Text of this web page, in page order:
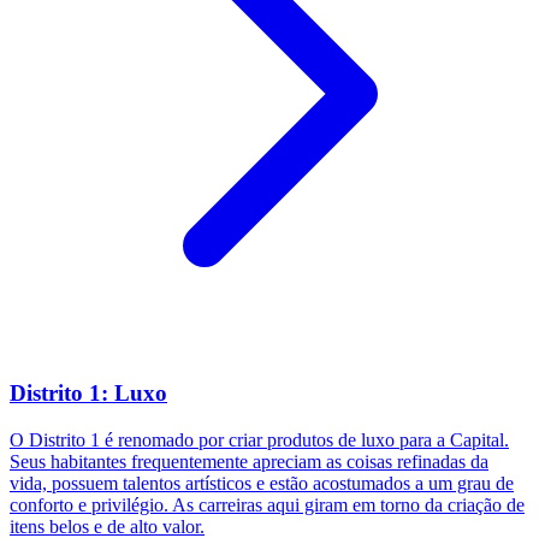
Distrito 1: Luxo
O Distrito 1 é renomado por criar produtos de luxo para a Capital.
Seus habitantes frequentemente apreciam as coisas refinadas da
vida, possuem talentos artísticos e estão acostumados a um grau de
conforto e privilégio. As carreiras aqui giram em torno da criação de
itens belos e de alto valor.